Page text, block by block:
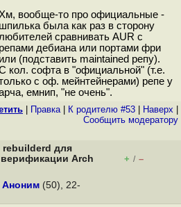
Хм, вообще-то про официальные -
шпилька была как раз в сторону
любителей сравнивать AUR с
репами дебиана или портами фри
или (подставить maintained репу).
кол. софта в "официальной" (т.е.
с оф. мейнтейнерами) репе у
емнип, "не очень".
Правка| К родителю #53 Наверх
Cообщить модератору
rebuilderd для
Arch
+ / –
Аноним (50), 22-